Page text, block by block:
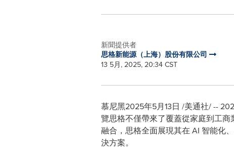
新聞提供者
思格新能源（上海）股份有限公司
13 5月, 2025, 20:34 CST
慕尼黑2025年5月13日 /美通社/ --
覽思格不僅帶來了覆蓋從家庭到工
融合，思格全面展現其在 AI 智能化
決方案。